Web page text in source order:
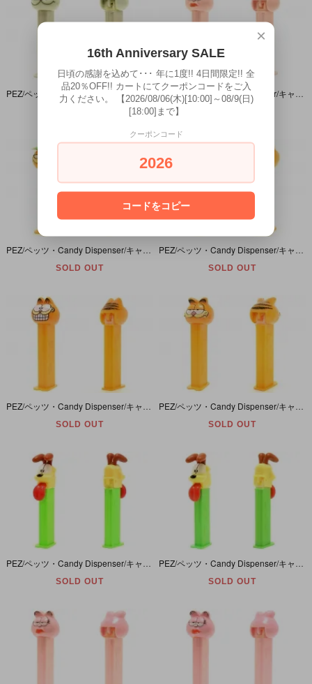
PEZ/ペッツ・Candy Dispenser/キャンディーディスペンサー 「Garfield/ガーフィールド・Nermal/ナーマル」 ヤケ
SOLD OUT SOLD OUT
PEZ/ペッツ・Candy Dispenser/キャンディーディスペンサー 「Smiling Garfield/スマイリング ガーフィールド」 太線
SOLD OUT
PEZ/ペッツ・Candy Dispenser/キャンディーディスペンサー 「Garfield/ガーフィールド」
SOLD OUT
SOLD OUT SOLD OUT
×
16th Anniversary SALE
日頃の感謝を込めて･･･ 年に1度!! 4日間限定!! 全
品20％OFF!! カートにてクーポンコードをご入
力ください。 【2026/08/06(木)[10:00]～08/9(日)
[18:00]まで】
クーポンコード
2026
コードをコピー